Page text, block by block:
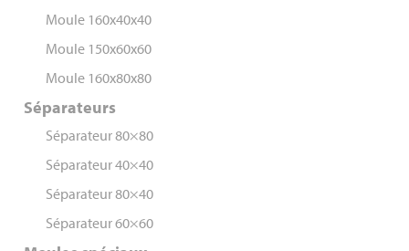
Moule 160x40x40
Moule 150x60x60
Moule 160x80x80
Séparateurs
Séparateur 80×80
Séparateur 40×40
Séparateur 80×40
Séparateur 60×60